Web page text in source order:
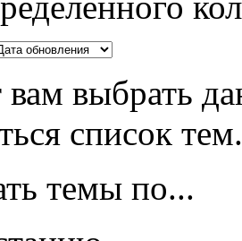
вам выбрать
список тем.
темы по...